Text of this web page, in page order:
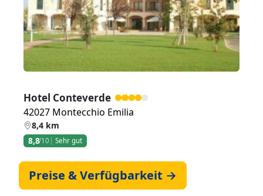
Hotel Conteverde
42027 Montecchio Emilia
8,4 km
8,8/10 Sehr gut
Preise & Verfügbarkeit →